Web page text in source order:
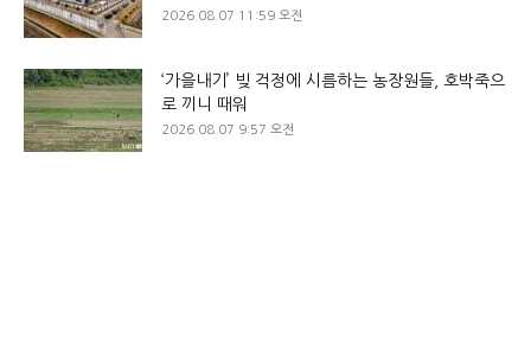
2026.08.07 11:59 오전
‘가을내기’ 빚 걱정에 시름하는 농장원들, 호박죽으
로 끼니 때워
2026.08.07 9:57 오전